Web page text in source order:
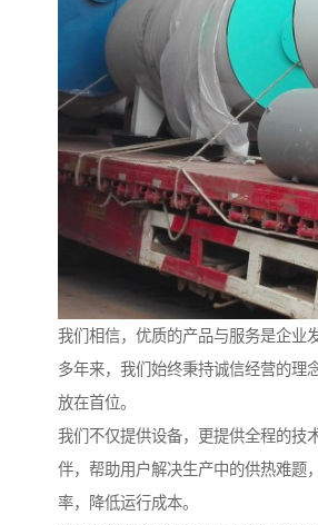
我们相信，优质的产品与服务是企业
多年来，我们始终秉持诚信经营的理
放在首位。
我们不仅提供设备，更提供全程的技
伴，帮助用户解决生产中的供热难题
率，降低运行成本。